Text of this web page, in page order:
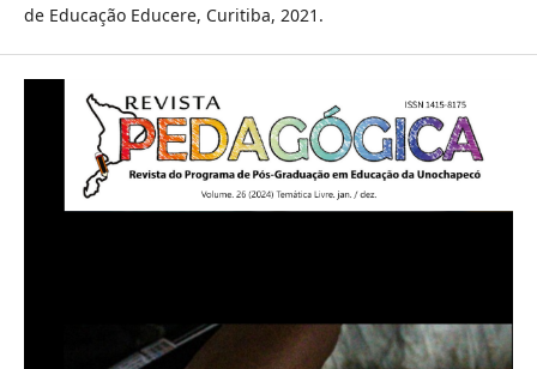
de Educação Educere, Curitiba, 2021.